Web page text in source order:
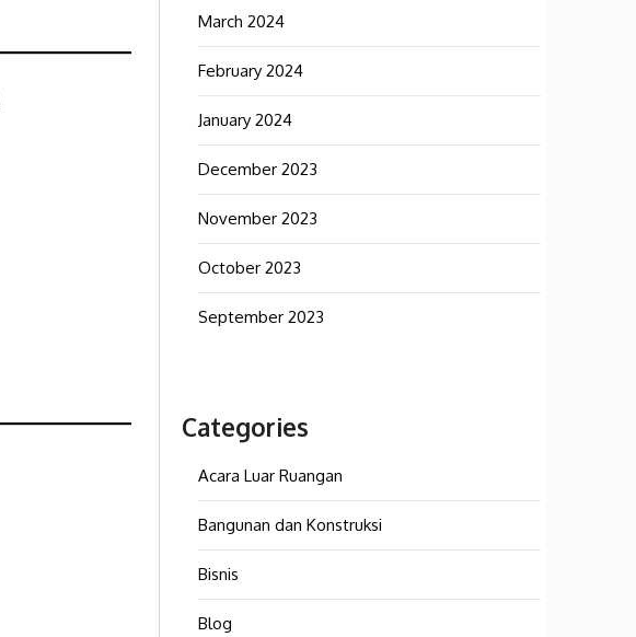
March 2024
February 2024
January 2024
December 2023
November 2023
October 2023
September 2023
Categories
Acara Luar Ruangan
Bangunan dan Konstruksi
Bisnis
Blog